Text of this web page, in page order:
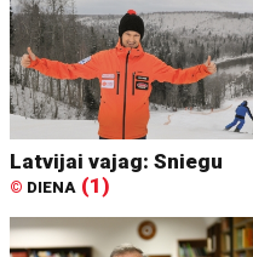
Latvijai vajag: Sniegu
© DIENA (1)